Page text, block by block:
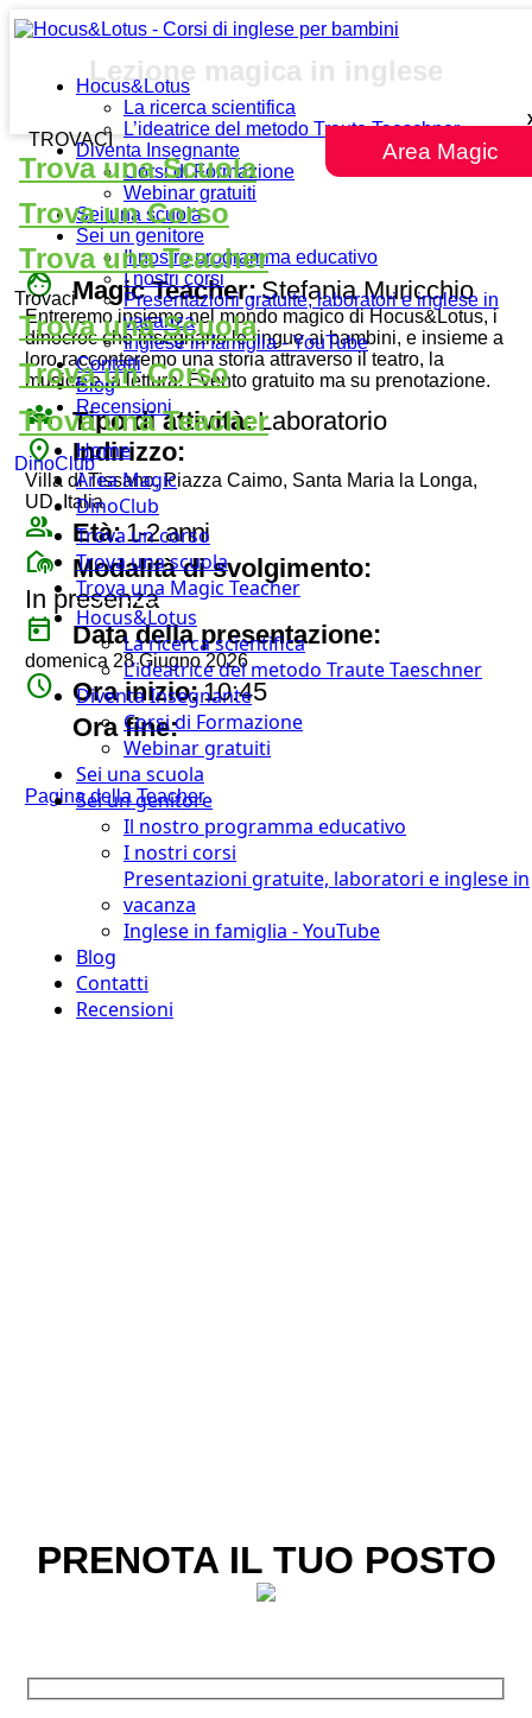
Hocus&Lotus
La ricerca scientifica
L’ideatrice del metodo Traute Taeschner
Diventa Insegnante
Corsi di Formazione
Webinar gratuiti
Sei una scuola
Sei un genitore
Il nostro programma educativo
I nostri corsi
Presentazioni gratuite, laboratori e inglese in
vacanza
Inglese in famiglia - YouTube
Contatti
Blog
Recensioni
Home
Area Magic
DinoClub
Trova un corso
Trova una scuola
Trova una Magic Teacher
Hocus&Lotus
La ricerca scientifica
L’ideatrice del metodo Traute Taeschner
Diventa Insegnante
Corsi di Formazione
Webinar gratuiti
Sei una scuola
Sei un genitore
Il nostro programma educativo
I nostri corsi
Presentazioni gratuite, laboratori e inglese in
vacanza
Inglese in famiglia - YouTube
Blog
Contatti
Recensioni
Area Magic
TROVACI
Trova una Scuola
Trova un Corso
Trova una Teacher
Trovaci
Trova una Scuola
Trova un Corso
Trova una Teacher
DinoClub
Lezione magica in inglese
face Magic Teacher:Stefania Muricchio
Entreremo insieme nel mondo magico di Hocus&Lotus, i
dinocroc che insegnano le lingue ai bambini, e insieme a
loro racconteremo una storia attraverso il teatro, la
musica e la lettura. Evento gratuito ma su prenotazione.
diversity_3 Tipo di attività:Laboratorio
place Indirizzo:
Villa di Tissano, Piazza Caimo, Santa Maria la Longa,
UD, Italia
group Età: 1-2 anni
broadcast_on_personal
Modalità di svolgimento:
In presenza
today Data della presentazione:
domenica 28 Giugno 2026
watch_later Ora inizio:10:45
Ora fine:
Pagina della Teacher
PRENOTA IL TUO POSTO